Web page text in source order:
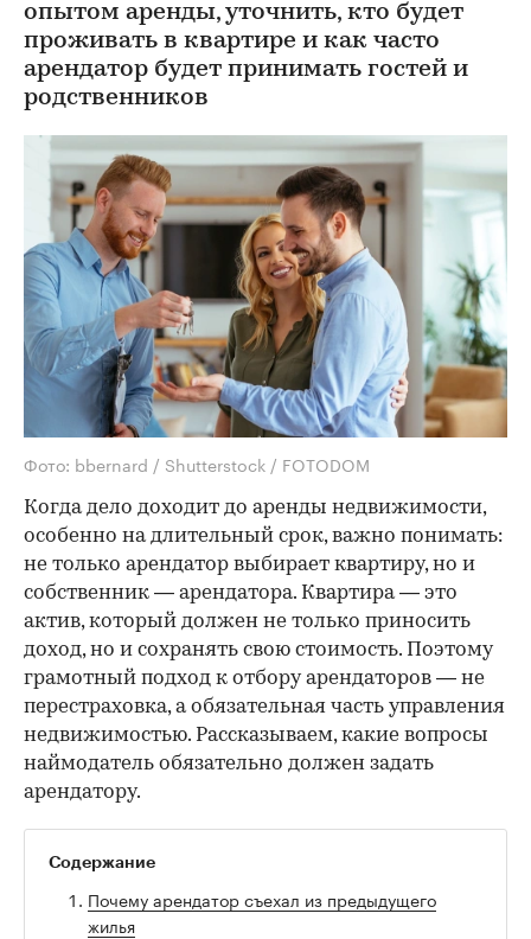
опытом аренды, уточнить, кто будет
проживать в квартире и как часто
арендатор будет принимать гостей и
родственников
Фото: bbernard / Shutterstock / FOTODOM
Когда дело доходит до аренды недвижимости,
особенно на длительный срок, важно понимать:
не только арендатор выбирает квартиру, но и
собственник — арендатора. Квартира — это
актив, который должен не только приносить
доход, но и сохранять свою стоимость. Поэтому
грамотный подход к отбору арендаторов — не
перестраховка, а обязательная часть управления
недвижимостью. Рассказываем, какие вопросы
наймодатель обязательно должен задать
арендатору.
Содержание
Почему арендатор съехал из предыдущего
жилья